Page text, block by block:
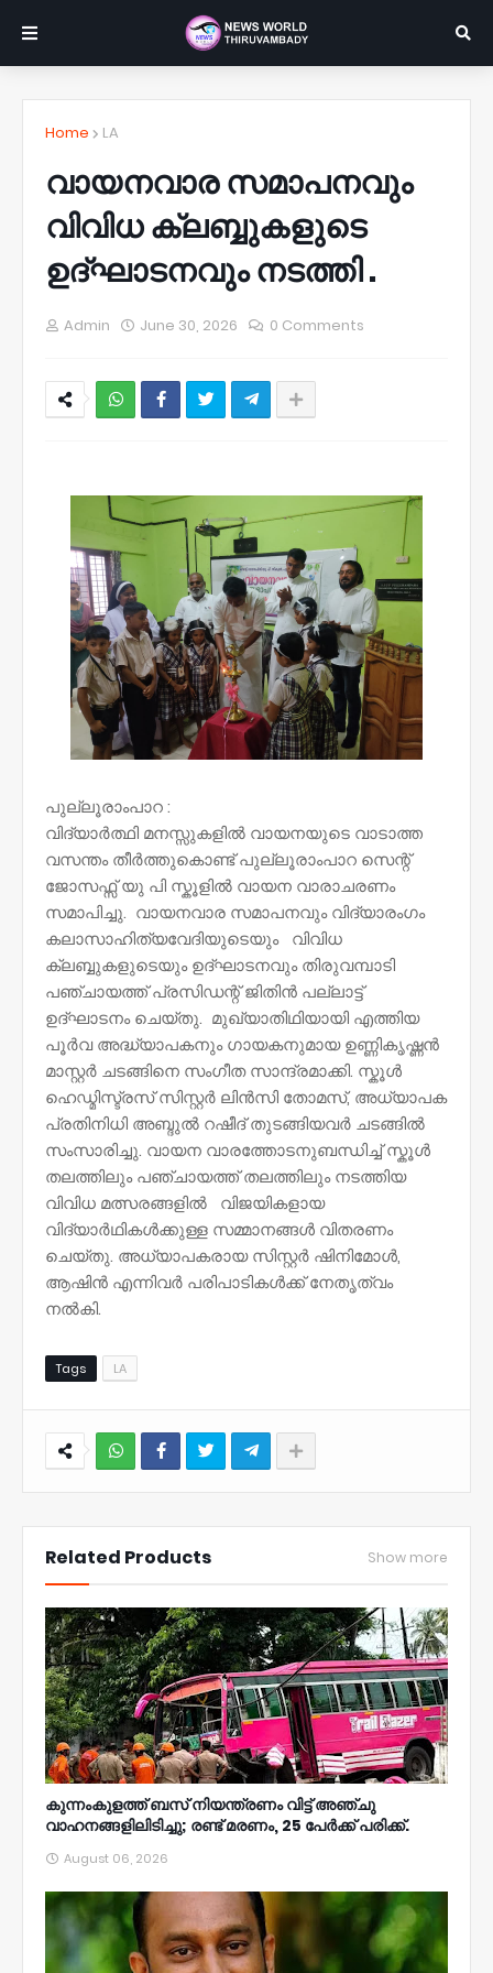
Home LA
വായനവാര സമാപനവും
വിവിധ ക്ലബ്ബുകളുടെ
ഉദ്ഘാടനവും നടത്തി .
Admin June 30, 2026 0 Comments
പുല്ലൂരാംപാറ :
വിദ്യാർത്ഥി മനസ്സുകളിൽ വായനയുടെ വാടാത്ത
വസന്തം തീർത്തുകൊണ്ട് പുല്ലൂരാംപാറ സെന്റ്
ജോസഫ്സ് യു പി സ്കൂളിൽ വായന വാരാചരണം
സമാപിച്ചു. വായനവാര സമാപനവും വിദ്യാരംഗം
കലാസാഹിത്യവേദിയുടെയും വിവിധ
ക്ലബ്ബുകളുടെയും ഉദ്ഘാടനവും തിരുവമ്പാടി
പഞ്ചായത്ത്‌ പ്രസിഡന്റ് ജിതിൻ പല്ലാട്ട്
ഉദ്ഘാടനം ചെയ്തു. മുഖ്യാതിഥിയായി എത്തിയ
പൂർവ അദ്ധ്യാപകനും ഗായകനുമായ ഉണ്ണികൃഷ്ണൻ
മാസ്റ്റർ ചടങ്ങിനെ സംഗീത സാന്ദ്രമാക്കി. സ്കൂൾ
ഹെഡ്മിസ്ട്രസ് സിസ്റ്റർ ലിൻസി തോമസ്, അധ്യാപക
പ്രതിനിധി അബ്ദുൽ റഷീദ് തുടങ്ങിയവർ ചടങ്ങിൽ
സംസാരിച്ചു. വായന വാരത്തോടനുബന്ധിച്ച് സ്കൂൾ
തലത്തിലും പഞ്ചായത്ത് തലത്തിലും നടത്തിയ
വിവിധ മത്സരങ്ങളിൽ വിജയികളായ
വിദ്യാർഥികൾക്കുള്ള സമ്മാനങ്ങൾ വിതരണം
ചെയ്തു. അധ്യാപകരായ സിസ്റ്റർ ഷിനിമോൾ,
ആഷിൻ എന്നിവർ പരിപാടികൾക്ക് നേതൃത്വം
നൽകി.
Tags LA
Related Products Show more
കുന്നംകുളത്ത് ബസ് നിയന്ത്രണം വിട്ട് അഞ്ചു
വാഹനങ്ങളിലിടിച്ചു; രണ്ട് മരണം, 25 പേർക്ക് പരിക്ക്.
August 06, 2026